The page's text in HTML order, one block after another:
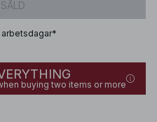
arbetsdagar*
buying two items or more